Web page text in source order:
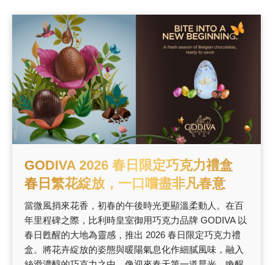
GODIVA 2026 春日限定巧克力禮盒
春日繁花綻放，一口嚐盡非凡春意
當微風捎來花香，初春的午後時光更顯溫柔動人。在百
年里程碑之際，比利時皇室御用巧克力品牌 GODIVA 以
春日甦醒的大地為靈感，推出 2026 春日限定巧克力禮
盒。將花卉綻放的姿態與暖陽氣息化作細膩風味，融入